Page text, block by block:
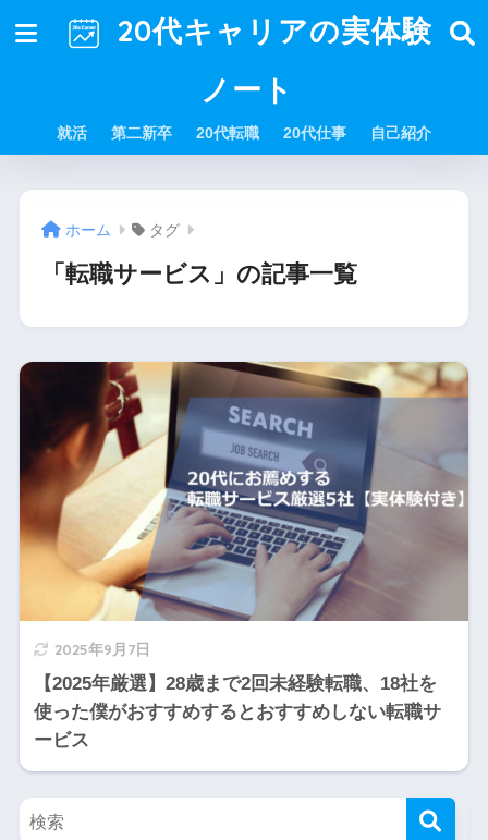
20代キャリアの実体験
ノート
就活 第二新卒 20代転職 20代仕事 自己紹介
ホーム タグ
「転職サービス」の記事一覧
2025年9月7日
【2025年厳選】28歳まで2回未経験転職、18社を
使った僕がおすすめするとおすすめしない転職サ
ービス